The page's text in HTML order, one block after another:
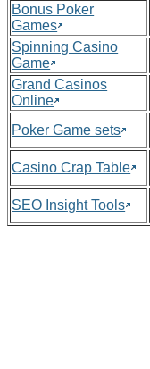
Bonus Poker
Games
Spinning Casino
Game
Grand Casinos
Online
Poker Game sets
Casino Crap Table
SEO Insight Tools